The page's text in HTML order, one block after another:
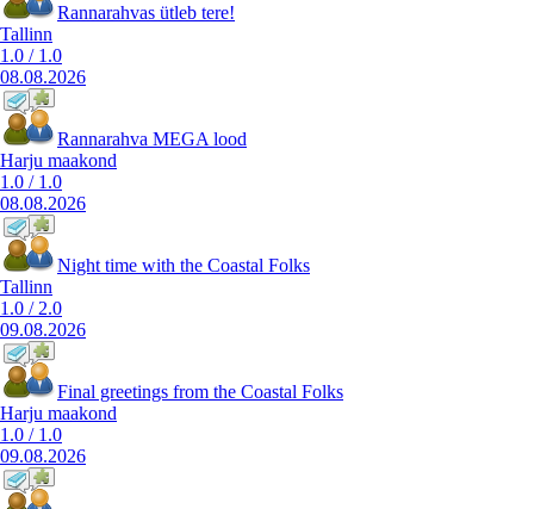
Rannarahvas ütleb tere!
Tallinn
1.0 / 1.0
08.08.2026
Rannarahva MEGA lood
Harju maakond
1.0 / 1.0
08.08.2026
Night time with the Coastal Folks
Tallinn
1.0 / 2.0
09.08.2026
Final greetings from the Coastal Folks
Harju maakond
1.0 / 1.0
09.08.2026